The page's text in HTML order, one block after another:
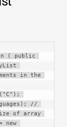
( public
in the
//
of array
new